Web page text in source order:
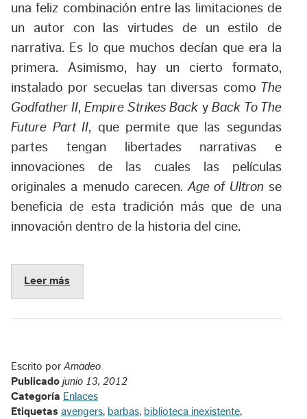
una feliz combinación entre las limitaciones de
un autor con las virtudes de un estilo de
narrativa. Es lo que muchos decían que era la
primera. Asimismo, hay un cierto formato,
instalado por secuelas tan diversas como The
Godfather II, Empire Strikes Back y Back To The
Future Part II, que permite que las segundas
partes tengan libertades narrativas e
innovaciones de las cuales las películas
originales a menudo carecen.Age of Ultronse
beneficia de esta tradición más que de una
innovación dentro de la historia del cine.
Leer más
Escrito porAmadeo
Publicado junio 13, 2012
Categoría Enlaces
Etiquetas avengers, barbas, biblioteca inexistente,